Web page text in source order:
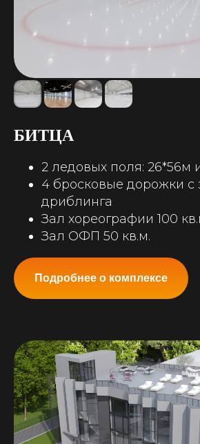
БИТЦА
2 ледовых поля: 26*56м
4 бросковые дорожки с
дриблинга
Зал хореографии 100
Зал ОФП 50 кв.м.
Подробнее о комплексе
Получить предложение
РАССЧИТАЕМ СПЕЦИАЛЬНУЮ
СТОИМОСТЬ АРЕНДЫ НА
БОНУСЫИ ИНДИВИДУАЛЬНЫЕ
УСЛОВИЯ ДЛЯ
КОМАНД
ВОПРОСЫ